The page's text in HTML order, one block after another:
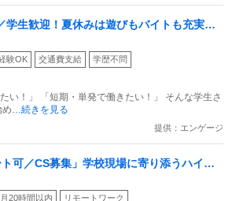
学生歓迎！夏休みは遊びもバイトも充実！
払いで稼いで夏休みを満喫しよう！
験OK 交通費支給 学歴不問
い！」 「短期・単発で働きたい！」 そんな学生さ
め…続きを見る
提供：エンゲージ
可／CS募集」学校現場に寄り添うハイタ
成長を担うカスタマーサクセス
20時間以内 リモートワーク